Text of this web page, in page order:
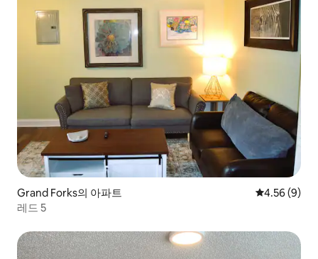
Grand Forks의 아파트 평점 4.56점
4.56 (9)
레드 5